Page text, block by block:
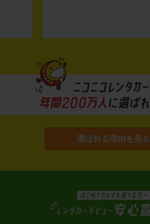
選ばれる理由を見る